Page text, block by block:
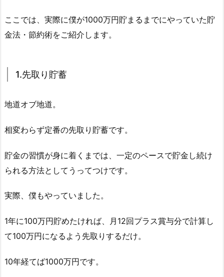
ここでは、実際に僕が1000万円貯まるまでにやっていた貯
金法・節約術をご紹介します。
1.先取り貯蓄
地道オブ地道。
相変わらず定番の先取り貯蓄です。
貯金の習慣が身に着くまでは、一定のペースで貯金し続け
られる方法としてうってつけです。
実際、僕もやっていました。
1年に100万円貯めたければ、月12回プラス賞与分で計算し
て100万円になるよう先取りするだけ。
10年経てば1000万円です。